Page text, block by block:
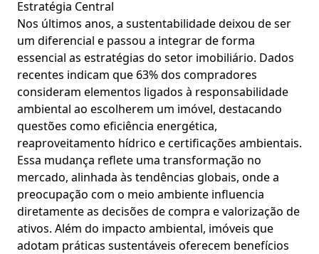
Estratégia Central
Nos últimos anos, a sustentabilidade deixou de ser
um diferencial e passou a integrar de forma
essencial as estratégias do setor imobiliário. Dados
recentes indicam que 63% dos compradores
consideram elementos ligados à responsabilidade
ambiental ao escolherem um imóvel, destacando
questões como eficiência energética,
reaproveitamento hídrico e certificações ambientais.
Essa mudança reflete uma transformação no
mercado, alinhada às tendências globais, onde a
preocupação com o meio ambiente influencia
diretamente as decisões de compra e valorização de
ativos. Além do impacto ambiental, imóveis que
adotam práticas sustentáveis oferecem benefícios